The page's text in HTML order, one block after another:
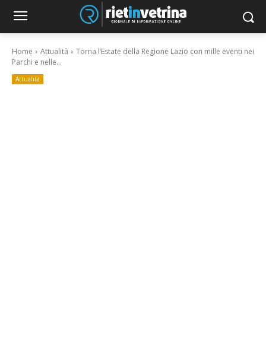
Home Attualità
Torna l’Estate della Regione Lazio con mille eventi nei
Parchi e nelle...
Attualità